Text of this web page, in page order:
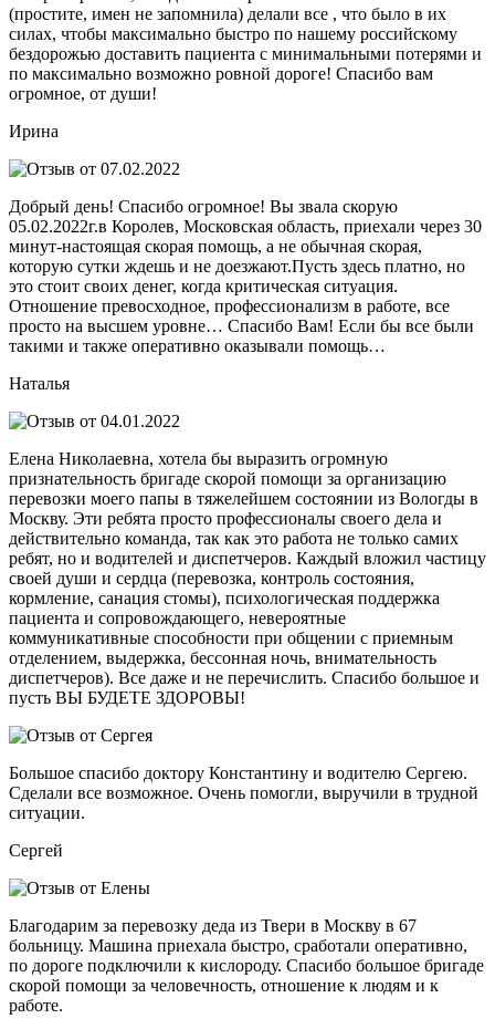
(простите, имен не запомнила) делали все , что было в их
силах, чтобы максимально быстро по нашему российскому
бездорожью доставить пациента с минимальными потерями и
по максимально возможно ровной дороге! Спасибо вам
огромное, от души!
Ирина
Добрый день! Спасибо огромное! Вы звала скорую
05.02.2022г.в Королев, Московская область, приехали через 30
минут-настоящая скорая помощь, а не обычная скорая,
которую сутки ждешь и не доезжают.Пусть здесь платно, но
это стоит своих денег, когда критическая ситуация.
Отношение превосходное, профессионализм в работе, все
просто на высшем уровне… Спасибо Вам! Если бы все были
такими и также оперативно оказывали помощь…
Наталья
Елена Николаевна, хотела бы выразить огромную
признательность бригаде скорой помощи за организацию
перевозки моего папы в тяжелейшем состоянии из Вологды в
Москву. Эти ребята просто профессионалы своего дела и
действительно команда, так как это работа не только самих
ребят, но и водителей и диспетчеров. Каждый вложил частицу
своей души и сердца (перевозка, контроль состояния,
кормление, санация стомы), психологическая поддержка
пациента и сопровождающего, невероятные
коммуникативные способности при общении с приемным
отделением, выдержка, бессонная ночь, внимательность
диспетчеров). Все даже и не перечислить. Спасибо большое и
пусть ВЫ БУДЕТЕ ЗДОРОВЫ!
Большое спасибо доктору Константину и водителю Сергею.
Сделали все возможное. Очень помогли, выручили в трудной
ситуации.
Сергей
Благодарим за перевозку деда из Твери в Москву в 67
больницу. Машина приехала быстро, сработали оперативно,
по дороге подключили к кислороду. Спасибо большое бригаде
скорой помощи за человечность, отношение к людям и к
работе.